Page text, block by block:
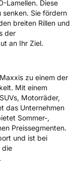
Nein
B.V.,
Uden Noord
Lamellen. Diese
senken. Sie fördern
breiten Rillen und
der
an Ihr Ziel.
zu einem der
Mit einem
Motorräder,
das Unternehmen
Sommer-,
Preissegmenten.
und ist bei
die